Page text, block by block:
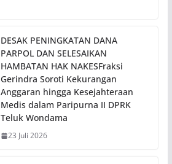
DESAK PENINGKATAN DANA
PARPOL DAN SELESAIKAN
HAMBATAN HAK NAKESFraksi
Gerindra Soroti Kekurangan
Anggaran hingga Kesejahteraan
Medis dalam Paripurna II DPRK
Teluk Wondama
23 Juli 2026